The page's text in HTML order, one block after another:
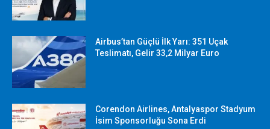
Airbus’tan Güçlü İlk Yarı: 351 Uçak
Teslimatı, Gelir 33,2 Milyar Euro
Corendon Airlines, Antalyaspor Stadyum
İsim Sponsorluğu Sona Erdi